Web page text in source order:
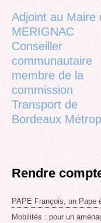
Adjoint au Maire
MERIGNAC
Conseiller
communautaire
membre de la
commission
Transport de
Bordeaux
Rendre
PAPE François, un Pape
Mobilités : pour un